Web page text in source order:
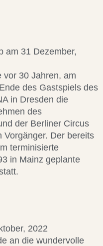
am 31 Dezember,
vor 30 Jahren, am
des Gastspiels des
in Dresden die
des
der Berliner Circus
Vorgänger. Der bereits
terminisierte
in Mainz geplante
2022
an die wundervolle